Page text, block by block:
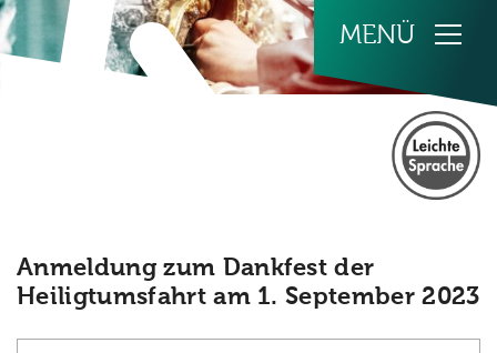
Zum Inhalt springen
Anmeldung zum Dankfest der
Heiligtumsfahrt am 1. September 2023